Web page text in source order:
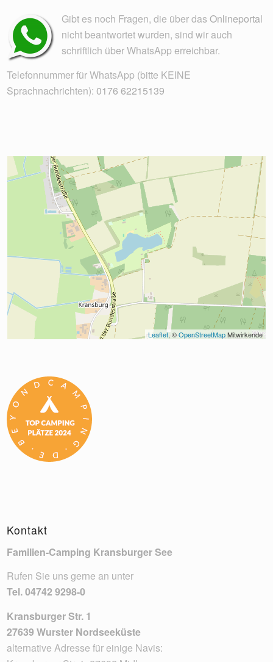
Gibt es noch Fragen, die über dasOnlineportal
nicht beantwortet wurden, sind wir auch
schriftlich über WhatsApp erreichbar.
Telefonnummer für WhatsApp (bitte KEINE
Sprachnachrichten): 0176 62215139
Leaflet, © OpenStreetMap Mitwirkende
Kontakt
Familien-Camping Kransburger See
Rufen Sie uns gerne an unter
Tel.04742 9298-0
Kransburger Str. 1
27639 Wurster Nordseeküste
alternative Adresse für einige Navis: